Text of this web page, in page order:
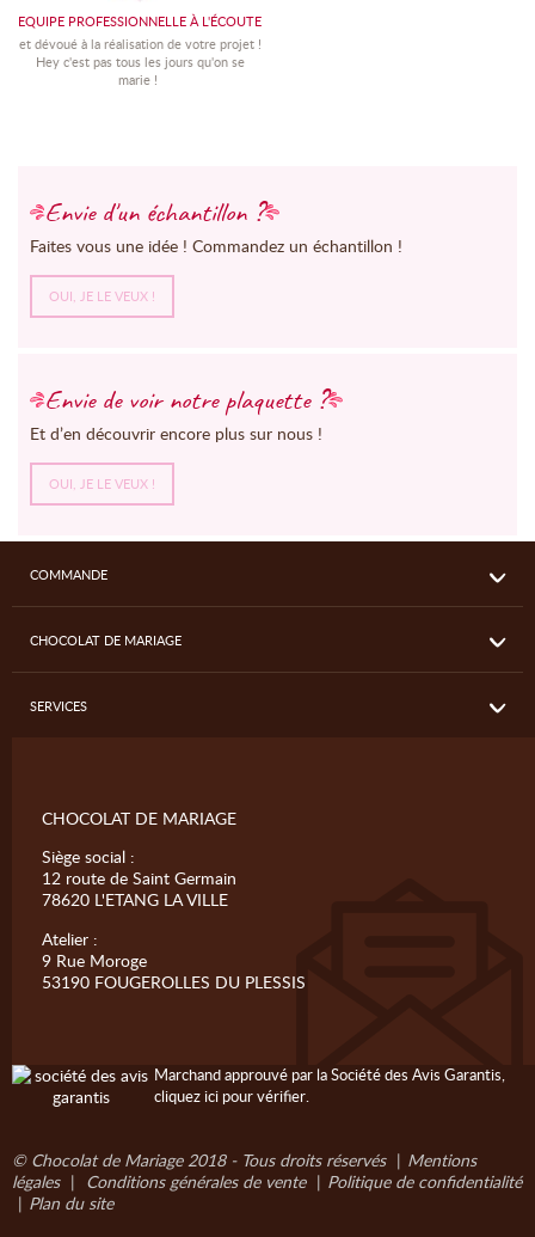
EQUIPE PROFESSIONNELLE À L'ÉCOUTE
et dévoué à la réalisation de votre projet !
Hey c'est pas tous les jours qu'on se
marie !
Envie d'un échantillon ?
Faites vous une idée ! Commandez un échantillon !
OUI, JE LE VEUX !
Envie de voir notre plaquette ?
Et d’en découvrir encore plus sur nous !
OUI, JE LE VEUX !
COMMANDE
CHOCOLAT DE MARIAGE
SERVICES
CHOCOLAT DE MARIAGE
Siège social :
12 route de Saint Germain
78620 L'ETANG LA VILLE
Atelier :
9 Rue Moroge
53190 FOUGEROLLES DU PLESSIS
Marchand approuvé par la Société des Avis Garantis,
cliquez ici pour vérifier.
© Chocolat de Mariage 2018 - Tous droits réservés | Mentions
légales | Conditions générales de vente | Politique de confidentialité
| Plan du site